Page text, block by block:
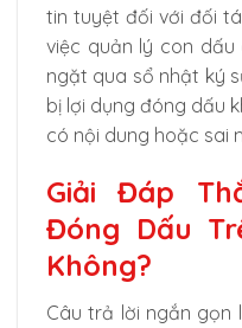
tin tuyệt đối với đối
việc quản lý con dấu
ngặt qua sổ nhật ký
bị lợi dụng đóng dấu
có nội dung hoặc sai
Giải Đáp
Đóng Dấu
Không?
Câu trả lời ngắn gọn